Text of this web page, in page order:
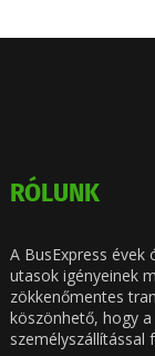
RÓLUNK
A BusExpress évek
utasok igényeinek
zökkenőmentes
köszönhető, hogy
személyszállítással